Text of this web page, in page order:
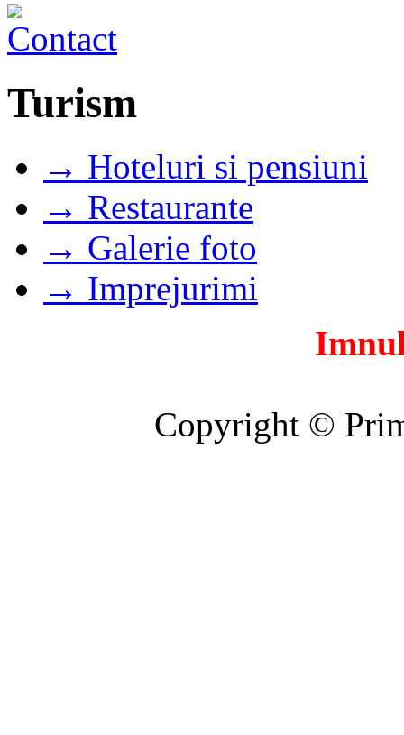
Turism
→ Hoteluri si pensiuni
→ Restaurante
→ Galerie foto
→ Imprejurimi
Copyright ©